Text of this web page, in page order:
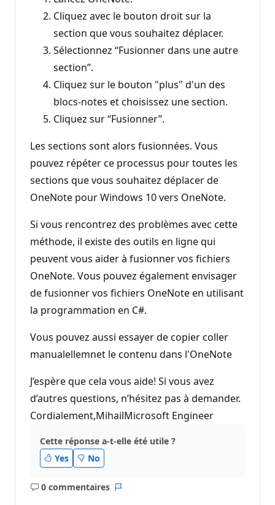
Cliquez avec le bouton droit sur la
section que vous souhaitez déplacer.
Sélectionnez “Fusionner dans une autre
section”.
Cliquez sur le bouton "plus" d'un des
blocs-notes et choisissez une section.
Cliquez sur “Fusionner”.
Les sections sont alors fusionnées. Vous
pouvez répéter ce processus pour toutes les
sections que vous souhaitez déplacer de
OneNote pour Windows 10 vers OneNote.
Si vous rencontrez des problèmes avec cette
méthode, il existe des outils en ligne qui
peuvent vous aider à fusionner vos fichiers
OneNote. Vous pouvez également envisager
de fusionner vos fichiers OneNote en utilisant
la programmation en C#.
Vous pouvez aussi essayer de copier coller
manualellemnet le contenu dans l'OneNote
J’espère que cela vous aide! Si vous avez
d’autres questions, n’hésitez pas à demander.
Cordialement,MihailMicrosoft Engineer
Cette réponse a-t-elle été utile ?
Yes
No
0 commentaires
Aucun